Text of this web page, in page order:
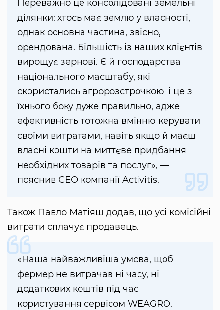
Переважно це консолідовані земельні
ділянки: хтось має землю у власності,
однак основна частина, звісно,
орендована. Більшість із наших клієнтів
вирощує зернові. Є й господарства
національного масштабу, які
скористались агророзстрочкою, і це з
їхнього боку дуже правильно, адже
ефективність тотожна вмінню керувати
своїми витратами, навіть якщо й маєш
власні кошти на миттєве придбання
необхідних товарів та послуг», —
пояснив СЕО компанії Activitis.
Також Павло Матіяш додав, що усі комісійні
витрати сплачує продавець.
«Наша найважливіша умова, щоб
фермер не витрачав ні часу, ні
додаткових коштів під час
користування сервісом WEAGRO.